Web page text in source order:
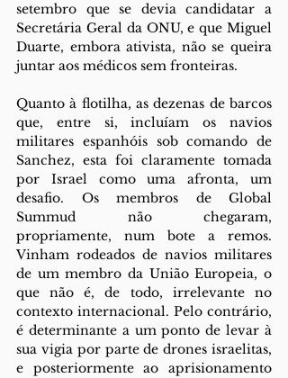
setembro que se devia candidatar a
Secretária Geral da ONU, e que Miguel
Duarte, embora ativista, não se queira
juntar aos médicos sem fronteiras.
Quanto à flotilha, as dezenas de barcos
que, entre si, incluíam os navios
militares espanhóis sob comando de
Sanchez, esta foi claramente tomada
por Israel como uma afronta, um
desafio. Os membros de Global
Summud não chegaram,
propriamente, num bote a remos.
Vinham rodeados de navios militares
de um membro da União Europeia, o
que não é, de todo, irrelevante no
contexto internacional. Pelo contrário,
é determinante a um ponto de levar à
sua vigia por parte de drones israelitas,
e posteriormente ao aprisionamento